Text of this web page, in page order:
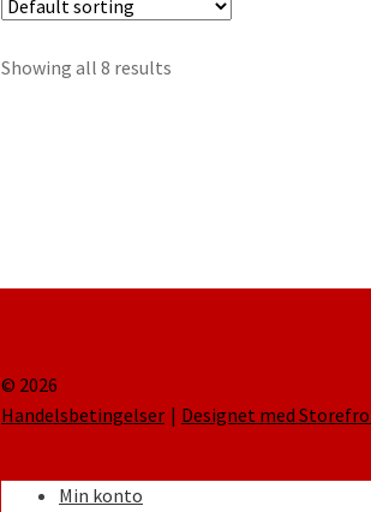
Showing all 8 results
© 2026
Handelsbetingelser
Designet med
Min konto